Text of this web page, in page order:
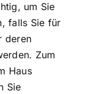
um Sie
falls Sie für
deren
Zum
Haus
Sie